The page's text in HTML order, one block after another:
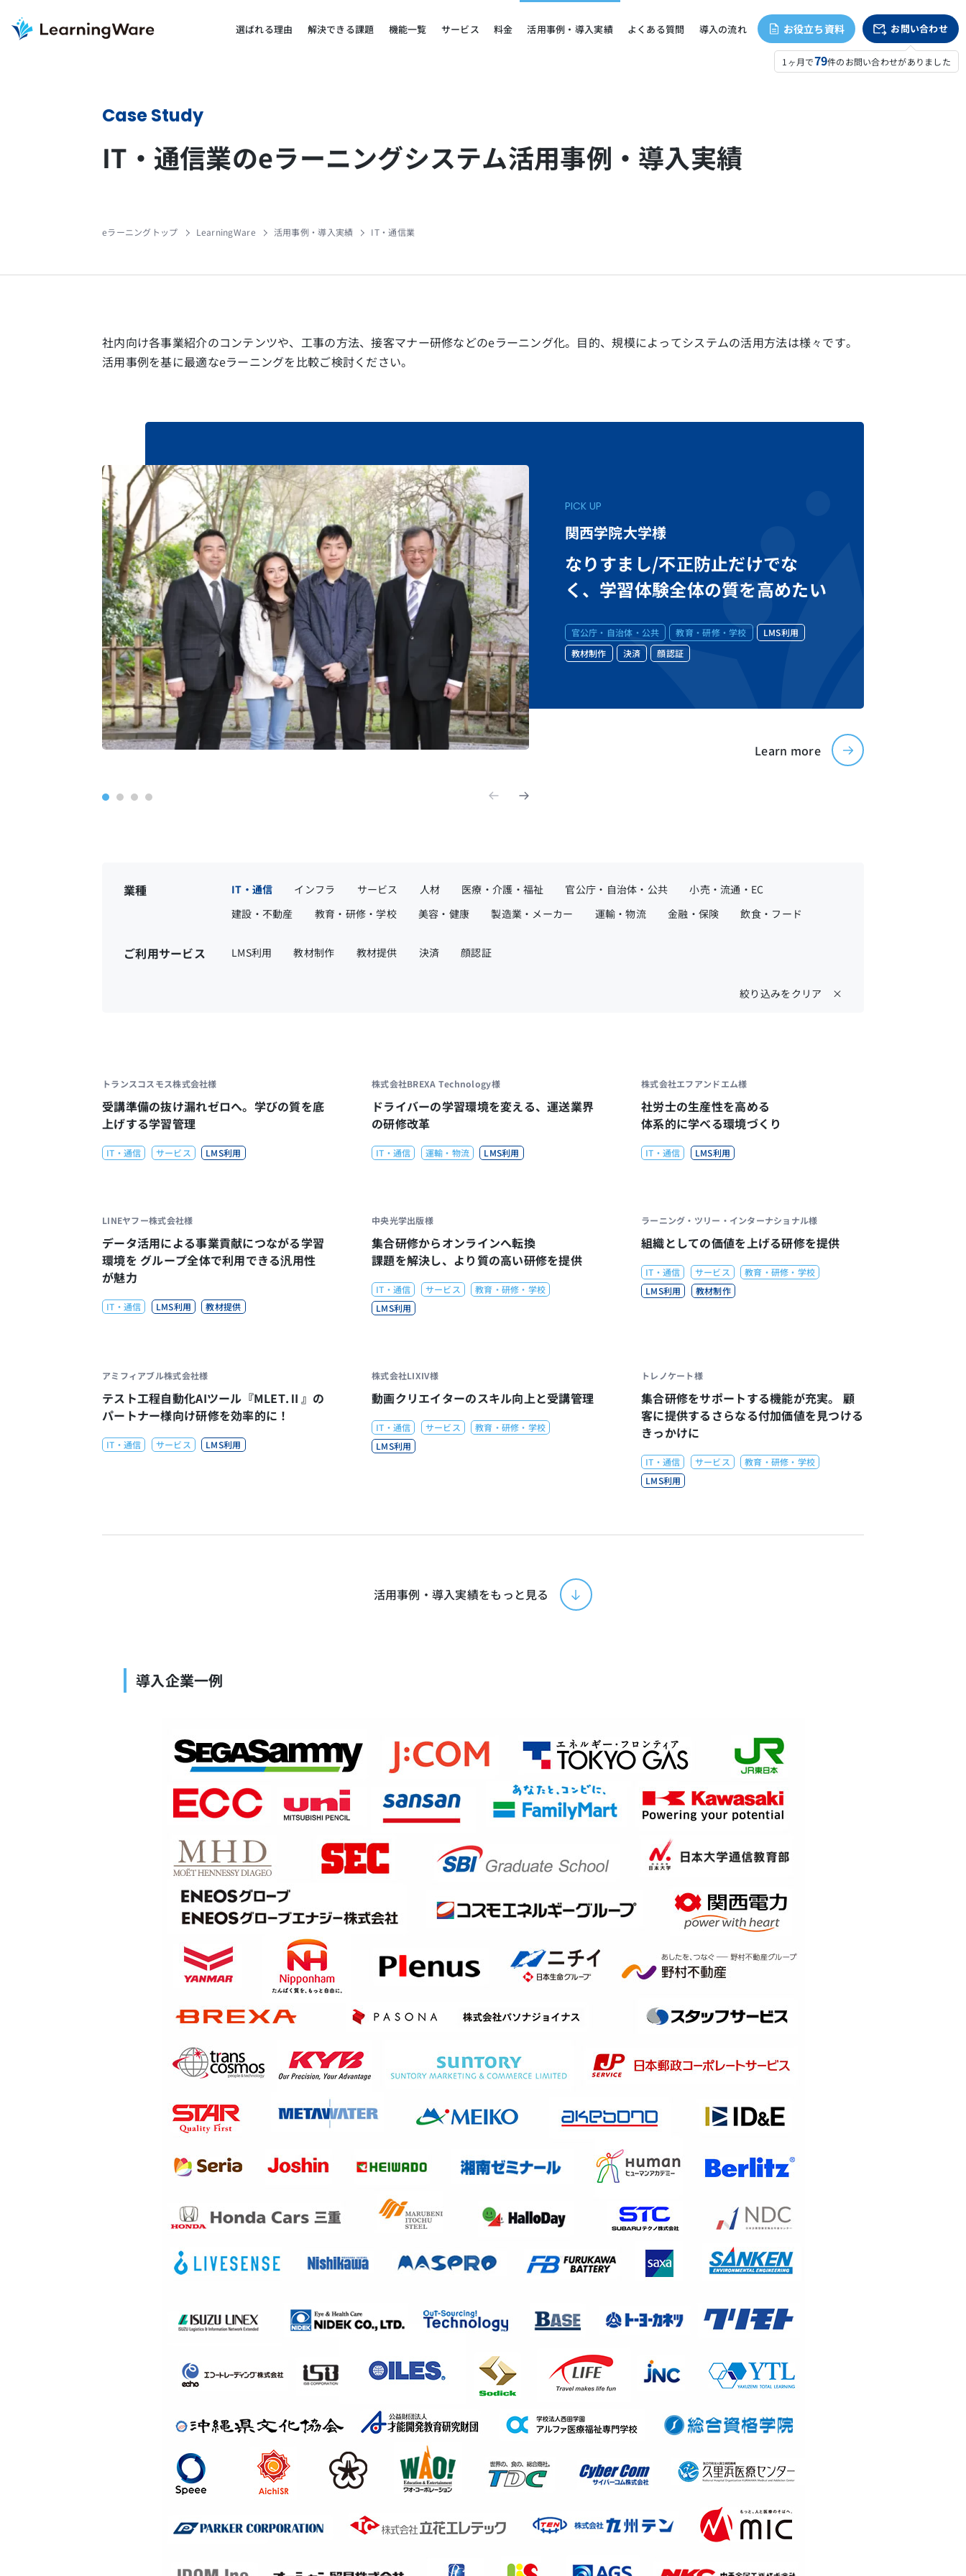
選ばれる理由 解決できる課題 機能一覧 サービス 料金 活用事例・導入実績 よくある質問 導入の流れ お役立ち資料 お問い合わせ
1ヶ月で79件のお問い合わせがありました
Case Study
IT・通信業のeラーニングシステム活用事例・導入実績
eラーニングトップ LearningWare 活用事例・導入実績 IT・通信業
社内向け各事業紹介のコンテンツや、工事の方法、接客マナー研修などのeラーニング化。目的、規模によってシステムの活用方法は様々です。
活用事例を基に最適なeラーニングを比較ご検討ください。
PICK UP
関西学院大学様
なりすまし/不正防止だけでな
く、学習体験全体の質を高めたい
官公庁・自治体・公共 教育・研修・学校
LMS利用
教材制作
決済 顔認証
Learn more
業種 IT・通信 インフラ サービス 人材 医療・介護・福祉 官公庁・自治体・公共
小売・流通・EC
建設・不動産
教育・研修・学校 美容・健康 製造業・メーカー 運輸・物流 金融・保険 飲食・フード
ご利用サービス LMS利用 教材制作 教材提供 決済 顔認証
絞り込みをクリア ×
トランスコスモス株式会社様
受講準備の抜け漏れゼロへ。学びの質を底
上げする学習管理
IT・通信 サービス LMS利用
株式会社BREXA Technology様
ドライバーの学習環境を変える、運送業界
の研修改革
IT・通信 運輸・物流 LMS利用
株式会社エフアンドエム様
社労士の生産性を高める
体系的に学べる環境づくり
IT・通信 LMS利用
LINEヤフー株式会社様
データ活用による事業貢献につながる学習
環境を グループ全体で利用できる汎用性
が魅力
IT・通信 LMS利用 教材提供
中央光学出版様
集合研修からオンラインへ転換
課題を解決し、より質の高い研修を提供
IT・通信 サービス
教育・研修・学校
LMS利用
ラーニング・ツリー・インターナショナル様
組織としての価値を上げる研修を提供
IT・通信 サービス
教育・研修・学校
LMS利用
教材制作
アミフィアブル株式会社様
テスト工程自動化AIツール『MLET.Ⅱ』の
パートナー様向け研修を効率的に！
IT・通信 サービス LMS利用
株式会社LIXIV様
動画クリエイターのスキル向上と受講管理
IT・通信 サービス
教育・研修・学校
LMS利用
トレノケート様
集合研修をサポートする機能が充実。 顧
客に提供するさらなる付加価値を見つける
きっかけに
IT・通信 サービス
教育・研修・学校
LMS利用
活用事例・導入実績をもっと見る
導入企業一例